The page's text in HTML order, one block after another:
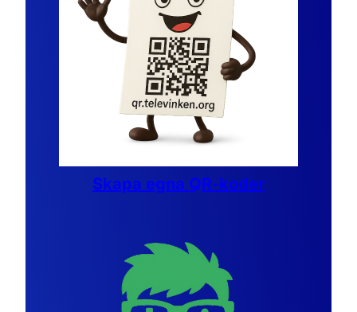
Skapa egna QR-koder